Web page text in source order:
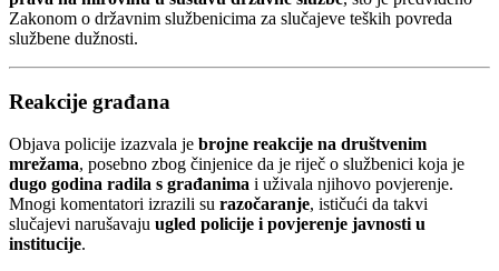
Zakonom o državnim službenicima za slučajeve teških povreda
službene dužnosti.
Reakcije građana
Objava policije izazvala je brojne reakcije na društvenim
mrežama, posebno zbog činjenice da je riječ o službenici koja je
dugo godina radila s građanima i uživala njihovo povjerenje.
Mnogi komentatori izrazili su razočaranje, ističući da takvi
slučajevi narušavaju ugled policije i povjerenje javnosti u
institucije.